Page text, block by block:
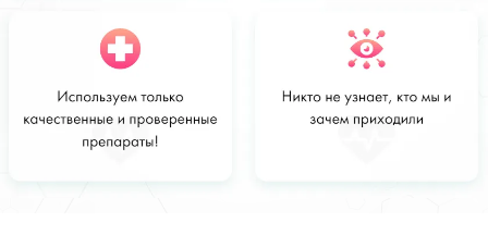
Стоимость
от 6 000 руб
Заказать